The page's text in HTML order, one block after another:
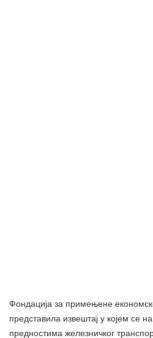
Фондација за примењене
представила извештај у којем се
предностима железничког